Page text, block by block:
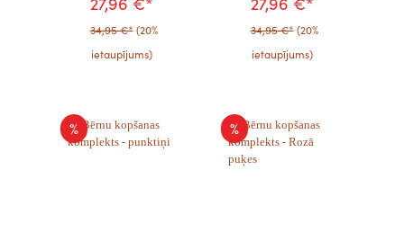
Brūnās puķes
27,96 €*
34,95 €* (20%
ietaupījums)
Margrietiņas
27,96 €*
34,95 €* (20%
ietaupījums)
% %